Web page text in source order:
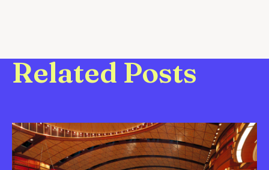
Related Posts